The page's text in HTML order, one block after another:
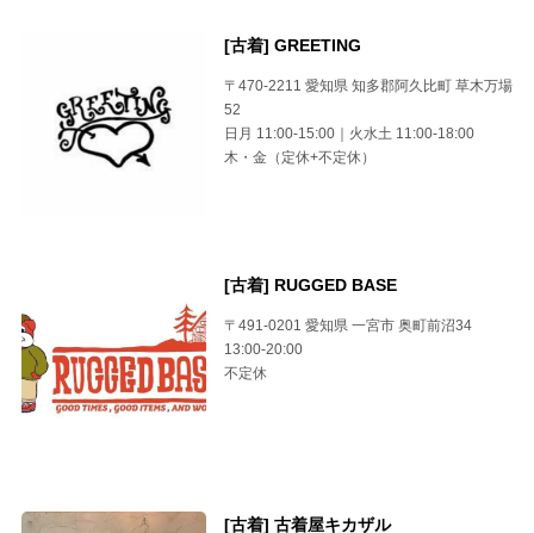
[古着] GREETING
〒470-2211 愛知県 知多郡阿久比町 草木万場
52
日月 11:00-15:00｜火水土 11:00-18:00
木・金（定休+不定休）
[古着] RUGGED BASE
〒491-0201 愛知県 一宮市 奥町前沼34
13:00-20:00
不定休
[古着] 古着屋キカザル